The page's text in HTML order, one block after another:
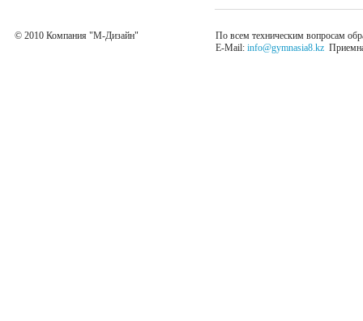
© 2010 Компания "М-Дизайн"
По всем техническим вопросам
E-Mail: info@gymnasia8.kz